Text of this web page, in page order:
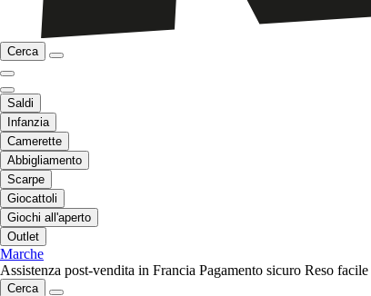
Cerca
Saldi
Infanzia
Camerette
Abbigliamento
Scarpe
Giocattoli
Giochi all'aperto
Outlet
Marche
Assistenza post-vendita in Francia Pagamento sicuro Reso facile
Cerca